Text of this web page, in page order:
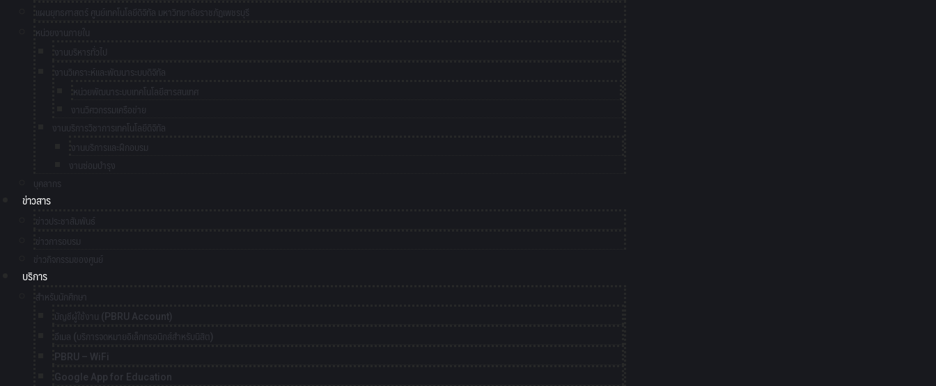
แผนยุทธศาสตร์ ศูนย์เทคโนโลยีดิจิทัล มหาวิทยาลัยราชภัฏเพชรบุรี
หน่วยงานภายใน
งานบริหารทั่วไป
งานวิเคราะห์และพัฒนาระบบดิจิทัล
หน่วยพัฒนาระบบเทคโนโลยีสารสนเทศ
งานวิศวกรรมเครือข่าย
งานบริการวิชาการเทคโนโลยีดิจิทัล
งานบริการและฝึกอบรม
งานซ่อมบำรุง
บุคลากร
ข่าวสาร
ข่าวประชาสัมพันธ์
ข่าวการอบรม
ข่าวกิจกรรมของศูนย์
บริการ
สำหรับนักศึกษา
บัญชีผู้ใช้งาน (PBRU Account)
อีเมล (บริการจดหมายอิเล็กทรอนิกส์สำหรับนิสิต)
PBRU – WiFi
Google App for Education